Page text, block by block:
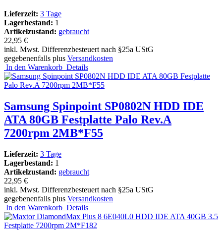
Lieferzeit: 3 Tage
Lagerbestand: 1
Artikelzustand: gebraucht
22,95 €
inkl. Mwst. Differenzbesteuert nach §25a UStG
gegebenenfalls plus Versandkosten
In den Warenkorb Details
Samsung Spinpoint SP0802N HDD IDE
ATA 80GB Festplatte Palo Rev.A
7200rpm 2MB*F55
Lieferzeit: 3 Tage
Lagerbestand: 1
Artikelzustand: gebraucht
22,95 €
inkl. Mwst. Differenzbesteuert nach §25a UStG
gegebenenfalls plus Versandkosten
In den Warenkorb Details